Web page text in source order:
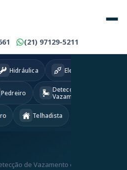
(21) 97129-5211
Hidráulica Eletricista
Pedreiro
Detecção
Vazamentos
Telhadista
de Vazamento em RJ